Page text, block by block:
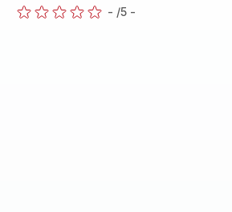
- /5 -